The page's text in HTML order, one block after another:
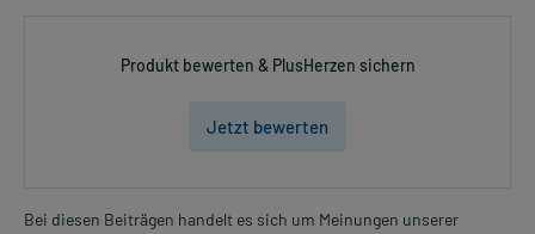
Produkt bewerten & PlusHerzen sichern
Jetzt bewerten
Bei diesen Beiträgen handelt es sich um Meinungen unserer